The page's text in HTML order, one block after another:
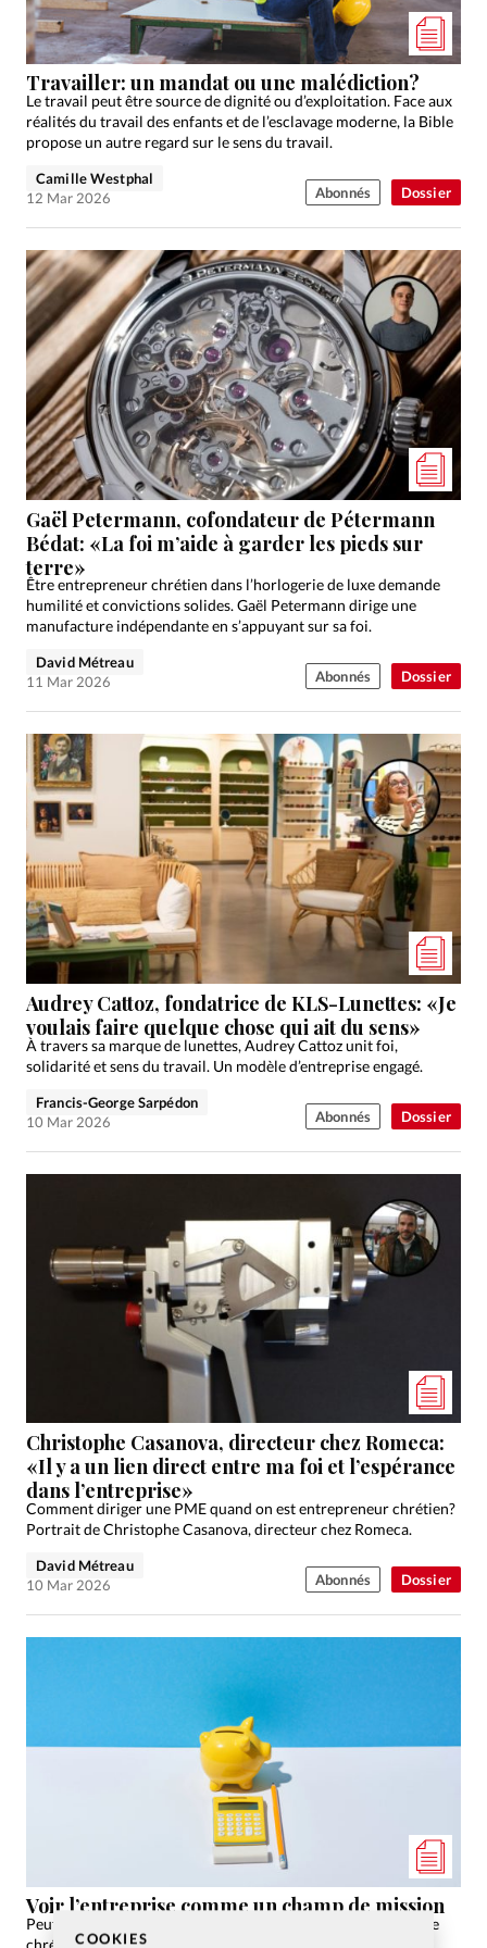
COOKIES
Devise:CHF
RUBRIQUES
Tous les articles
Actualité chrétienne
Actualité internationale
Chronique
Dossier
Eglises
Opinions
Relations Aujourd'hui
Vécu
Vie Intérieure
Dossier
Travailler: un mandat ou une malédiction?
Le travail peut être source de dignité ou d’exploitation. Face aux
réalités du travail des enfants et de l’esclavage moderne, la Bible
propose un autre regard sur le sens du travail.
Camille Westphal
12 Mar 2026
Abonnés
Dossier
Gaël Petermann, cofondateur de Pétermann
Bédat: «La foi m’aide à garder les pieds sur
terre»
Être entrepreneur chrétien dans l’horlogerie de luxe demande
humilité et convictions solides. Gaël Petermann dirige une
manufacture indépendante en s’appuyant sur sa foi.
David Métreau
11 Mar 2026
Abonnés
Dossier
Audrey Cattoz, fondatrice de KLS-Lunettes: «Je
voulais faire quelque chose qui ait du sens»
À travers sa marque de lunettes, Audrey Cattoz unit foi,
solidarité et sens du travail. Un modèle d’entreprise engagé.
Francis-George Sarpédon
10 Mar 2026
Abonnés
Dossier
Christophe Casanova, directeur chez Romeca:
«Il y a un lien direct entre ma foi et l’espérance
dans l’entreprise»
Comment diriger une PME quand on est entrepreneur chrétien?
Portrait de Christophe Casanova, directeur chez Romeca.
David Métreau
10 Mar 2026
Abonnés
Voir l’entreprise comme un champ de mission
Peut-on vivre l’entrepreneuriat comme un véritable ministère
chrétien? De l’immobilier à la finance, certains dirigeants